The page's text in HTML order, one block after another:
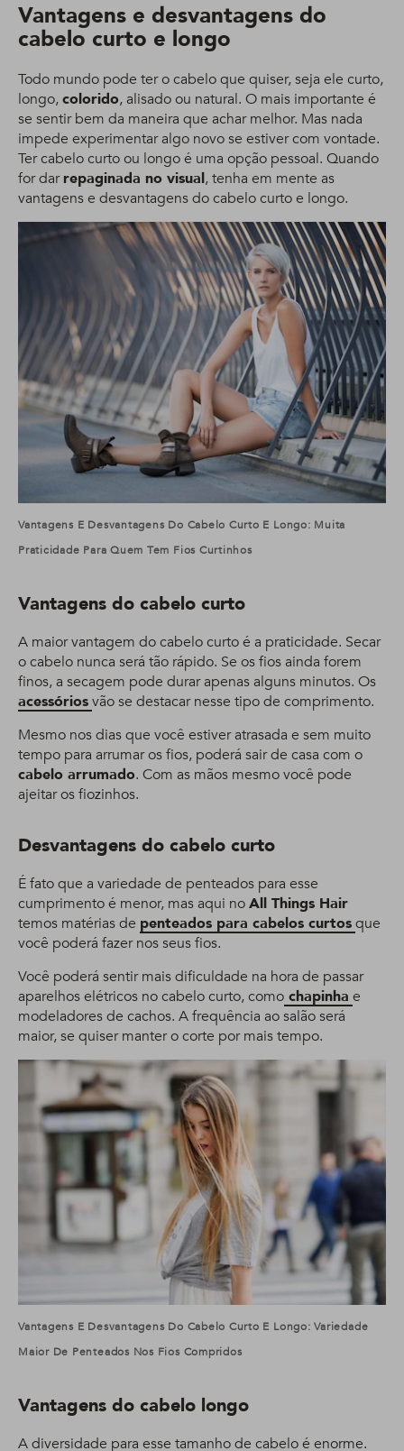
Vantagens e desvantagens do
cabelo curto e longo
Todo mundo pode ter o cabelo que quiser, seja ele curto,
longo,colorido, alisado ou natural. O mais importante é
se sentir bem da maneira que achar melhor. Mas nada
impede experimentar algo novo se estiver com vontade.
Ter cabelo curto ou longo é uma opção pessoal. Quando
for darrepaginada no visual, tenha em mente as
vantagens e desvantagens do cabelo curto e longo.
Vantagens E Desvantagens Do Cabelo Curto E Longo: Muita
Praticidade Para Quem Tem Fios Curtinhos
Vantagens do cabelo curto
A maior vantagem do cabelo curto é a praticidade. Secar
o cabelo nunca será tão rápido. Se os fios ainda forem
finos, a secagem pode durar apenas alguns minutos. Os
acessóriosvão se destacar nesse tipo de comprimento.
Mesmo nos dias que você estiver atrasada e sem muito
tempo para arrumar os fios, poderá sair de casa com o
cabelo arrumado. Com as mãos mesmo você pode
ajeitar os fiozinhos.
Desvantagens do cabelo curto
É fato que a variedade de penteados para esse
cumprimento é menor, mas aqui noAll Things Hair
temos matérias de penteados para cabelos curtosque
você poderá fazer nos seus fios.
Você poderá sentir mais dificuldade na hora de passar
aparelhos elétricos no cabelo curto, como chapinha e
modeladores de cachos. A frequência ao salão será
maior, se quiser manter o corte por mais tempo.
Vantagens E Desvantagens Do Cabelo Curto E Longo: Variedade
Maior De Penteados Nos Fios Compridos
Vantagens do cabelo longo
A diversidade para esse tamanho de cabelo é enorme.